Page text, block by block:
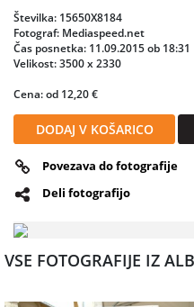
Številka: 15650X8184
Fotograf: Mediaspeed.net
Čas posnetka: 11.09.2015 ob 18:31
Velikost: 3500 x 2330
Cena: od 12,20 €
DODAJ V KOŠARICO
Povezava do fotografije
Deli fotografijo
VSE FOTOGRAFIJE IZ